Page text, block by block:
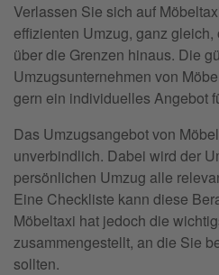
Verlassen Sie sich auf
effizienten Umzug, ganz
über die Grenzen hinaus. Die
Umzugsunternehmen von
gern ein individuelles Angebot
Das Umzugsangebot von
unverbindlich. Dabei wird der
persönlichen Umzug alle
Eine Checkliste kann diese
Möbeltaxi hat jedoch die
zusammengestellt, an die Sie
sollten.